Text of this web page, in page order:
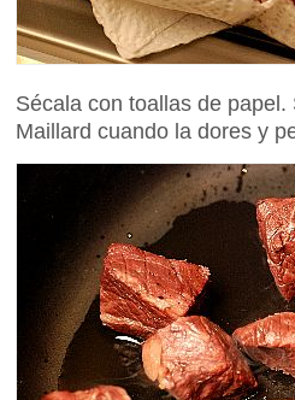
Sécala con toallas de
Maillard cuando la dores y